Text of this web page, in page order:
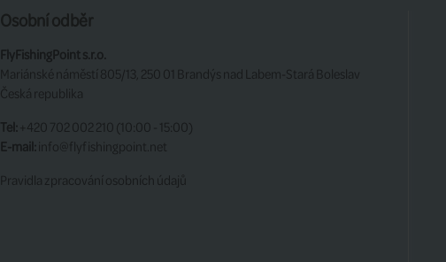
Osobní odběr
FlyFishingPoint s.r.o.
Mariánské náměstí 805/13, 250 01 Brandýs nad Labem-Stará Boleslav
Česká republika
Tel: +420 702 002 210 (10:00 - 15:00)
E-mail:info@flyfishingpoint.net
Pravidla zpracování osobních údajů